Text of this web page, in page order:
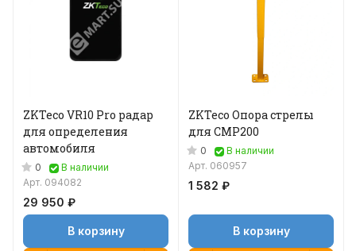
ZKTeco VR10 Pro радар
для определения
автомобиля
0
В наличии
Арт. 094082
29 950 ₽
В корзину
ZKTeco Опора стрелы
для CMP200
0
В наличии
Арт. 060957
1 582 ₽
В корзину